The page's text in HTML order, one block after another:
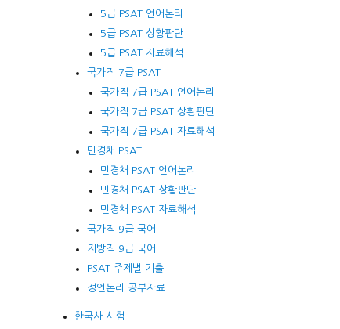
5급 PSAT 언어논리
5급 PSAT 상황판단
5급 PSAT 자료해석
국가직 7급 PSAT
국가직 7급 PSAT 언어논리
국가직 7급 PSAT 상황판단
국가직 7급 PSAT 자료해석
민경채 PSAT
민경채 PSAT 언어논리
민경채 PSAT 상황판단
민경채 PSAT 자료해석
국가직 9급 국어
지방직 9급 국어
PSAT 주제별 기출
정언논리 공부자료
한국사 시험